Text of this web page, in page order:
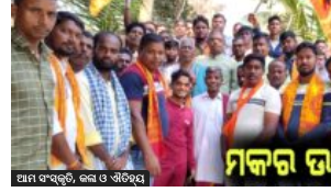
ଆମ ସଂସ୍କୃତି, କଳା ଓ ଐତିହ୍ୟ